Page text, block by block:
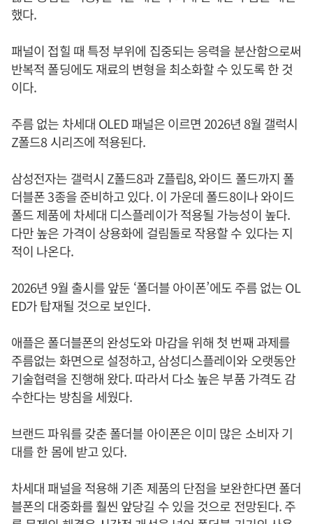
했다.
패널이 접힐 때 특정 부위에 집중되는 응력을 분산함으로써
반복적 폴딩에도 재료의 변형을 최소화할 수 있도록 한 것
이다.
주름 없는 차세대 OLED 패널은 이르면 2026년 8월 갤럭시
Z폴드8 시리즈에 적용된다.
삼성전자는 갤럭시 Z폴드8과 Z플립8, 와이드 폴드까지 폴
더블폰 3종을 준비하고 있다. 이 가운데 폴드8이나 와이드
폴드 제품에 차세대 디스플레이가 적용될 가능성이 높다.
다만 높은 가격이 상용화에 걸림돌로 작용할 수 있다는 지
적이 나온다.
2026년 9월 출시를 앞둔 ‘폴더블 아이폰’에도 주름 없는 OL
ED가 탑재될 것으로 보인다.
애플은 폴더블폰의 완성도와 마감을 위해 첫 번째 과제를
주름없는 화면으로 설정하고, 삼성디스플레이와 오랫동안
기술협력을 진행해 왔다. 따라서 다소 높은 부품 가격도 감
수한다는 방침을 세웠다.
브랜드 파워를 갖춘 폴더블 아이폰은 이미 많은 소비자 기
대를 한 몸에 받고 있다.
차세대 패널을 적용해 기존 제품의 단점을 보완한다면 폴더
블폰의 대중화를 훨씬 앞당길 수 있을 것으로 전망된다. 주